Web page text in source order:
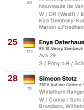
80
Nouveaute de
W / DR (Westf) /
Kira Dembsky-
Marion
25
122
Enya Osterhaus
RV St.Georg Saerbeck
Ava 29
S / Pony o.R /
28
115
Simeon Stotz
ZRFV Auf der Gethe
Whitethorn Ranger
W / Conne / Schi
Brundiers,